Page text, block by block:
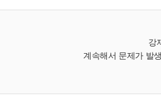
강
계속해서 문제가 발